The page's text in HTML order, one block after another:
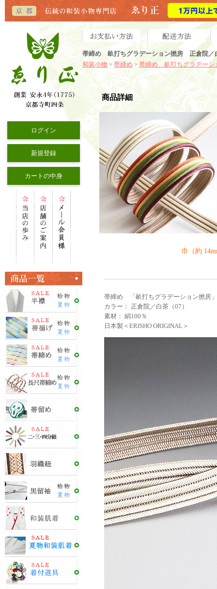
帯締め 畝打ちグラデーション撚房 正倉院／
和装小物 > 帯締め > 帯締め 畝打ちグラデーシ
ログイン
新規登録
カートの中身
商品詳細
巾（約
帯締め 「畝打ちグラデーション撚房」
カラー： 正倉院／白茶（07）
素材： 絹100％
日本製＜ERISHO ORIGINAL＞